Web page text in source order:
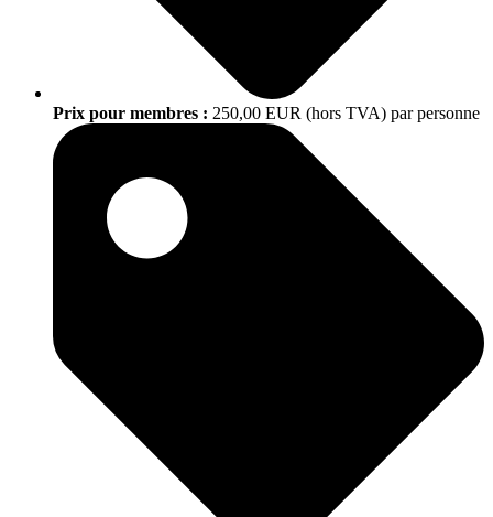
Prix pour membres : 250,00 EUR (hors TVA) par personne